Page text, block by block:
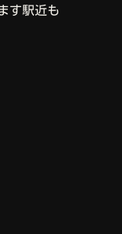
す駅近も